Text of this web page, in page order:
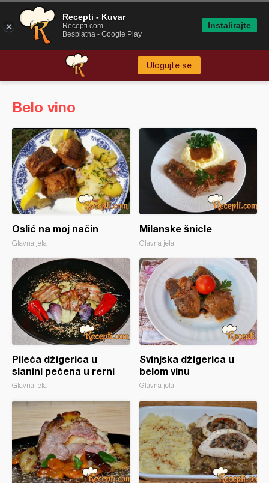
Ulogujte se
Belo vino
Oslić na moj način
Glavna jela
Milanske šnicle
Glavna jela
Pileća džigerica u
slanini pečena u rerni
Glavna jela
Svinjska džigerica u
belom vinu
Glavna jela
Recepti - Kuvar
Recepti.com
Besplatna - Google Play
Instalirajte